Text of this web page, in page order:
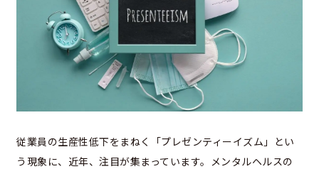
従業員の生産性低下をまねく「プレゼンティーイズム」とい
う現象に、近年、注目が集まっています。メンタルヘルスの